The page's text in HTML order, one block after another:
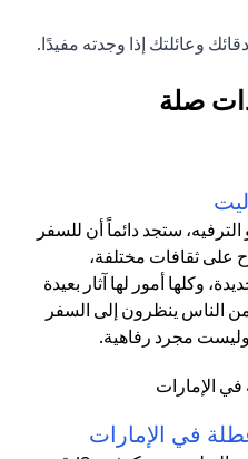
وعائلتك إذا وجدته مفيدًا.
صلة
ستجد دائماً أن للسفر
على ثقافات مختلفة،
وكلها أمور لها آثار بعيدة
الناس ينظرون إلى السفر
مجرد رفاهية.
في الإمارات